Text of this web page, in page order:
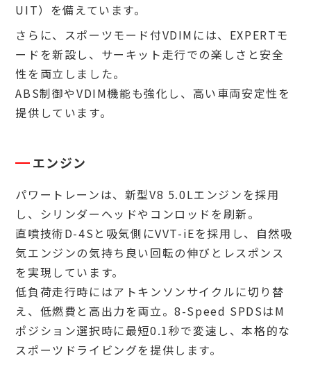
UIT）を備えています。
さらに、スポーツモード付VDIMには、EXPERTモ
ードを新設し、サーキット走行での楽しさと安全
性を両立しました。
ABS制御やVDIM機能も強化し、高い車両安定性を
提供しています。
エンジン
パワートレーンは、新型V8 5.0Lエンジンを採用
し、シリンダーヘッドやコンロッドを刷新。
直噴技術D-4Sと吸気側にVVT-iEを採用し、自然吸
気エンジンの気持ち良い回転の伸びとレスポンス
を実現しています。
低負荷走行時にはアトキンソンサイクルに切り替
え、低燃費と高出力を両立。8-Speed SPDSはM
ポジション選択時に最短0.1秒で変速し、本格的な
スポーツドライビングを提供します。